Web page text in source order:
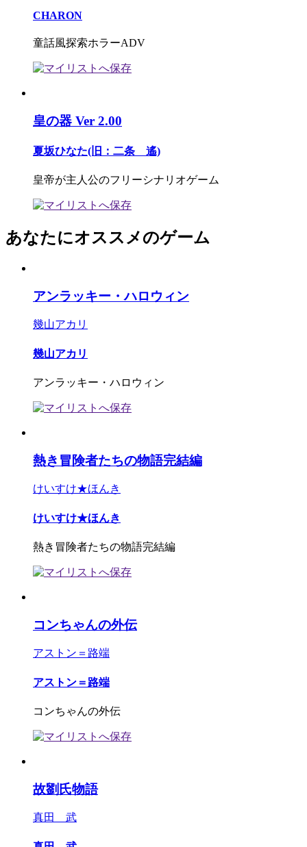
CHARON
童話風探索ホラーADV
皇の器 Ver 2.00
夏坂ひなた(旧：二条 遙)
皇帝が主人公のフリーシナリオゲーム
あなたにオススメのゲーム
アンラッキー・ハロウィン
幾山アカリ
幾山アカリ
アンラッキー・ハロウィン
熱き冒険者たちの物語完結編
けいすけ★ほんき
けいすけ★ほんき
熱き冒険者たちの物語完結編
コンちゃんの外伝
アストン＝路端
アストン＝路端
コンちゃんの外伝
故劉氏物語
真田 武